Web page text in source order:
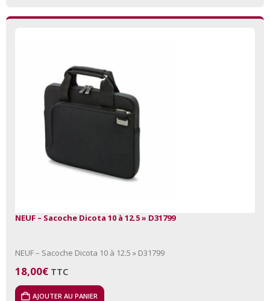
NEUF – Sacoche Dicota 10 à 12.5 » D31799
NEUF – Sacoche Dicota 10 à 12.5 » D31799
18,00€ TTC
AJOUTER AU PANIER